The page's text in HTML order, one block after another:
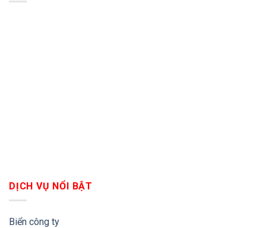
DỊCH VỤ NỔI BẬT
Biển công ty